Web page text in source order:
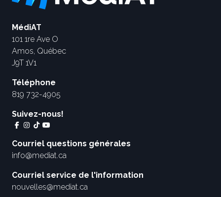
MédiAT
101 1re Ave O
Amos, Québec
J9T 1V1
Téléphone
819 732-4905
Suivez-nous!
Courriel questions générales
info@mediat.ca
Courriel service de l'information
nouvelles@mediat.ca